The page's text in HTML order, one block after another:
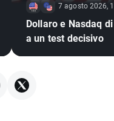
7 agosto 2026,
Dollaro e Nasdaq
a un test decisivo